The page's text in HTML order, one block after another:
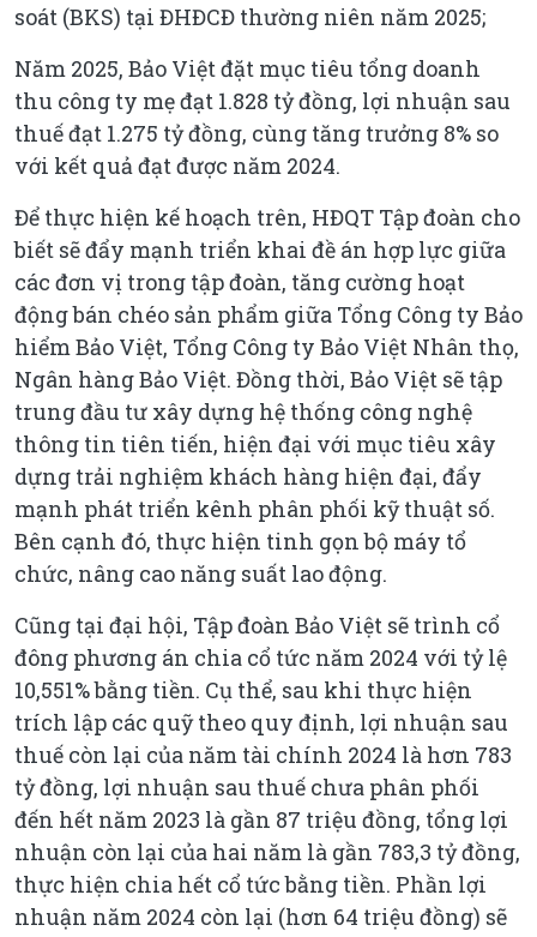
soát (BKS) tại ĐHĐCĐ thường niên năm 2025;
Năm 2025, Bảo Việt đặt mục tiêu tổng doanh
thu công ty mẹ đạt 1.828 tỷ đồng, lợi nhuận sau
thuế đạt 1.275 tỷ đồng, cùng tăng trưởng 8% so
với kết quả đạt được năm 2024.
Để thực hiện kế hoạch trên, HĐQT Tập đoàn cho
biết sẽ đẩy mạnh triển khai đề án hợp lực giữa
các đơn vị trong tập đoàn, tăng cường hoạt
động bán chéo sản phẩm giữa Tổng Công ty Bảo
hiểm Bảo Việt, Tổng Công ty Bảo Việt Nhân thọ,
Ngân hàng Bảo Việt. Đồng thời, Bảo Việt sẽ tập
trung đầu tư xây dựng hệ thống công nghệ
thông tin tiên tiến, hiện đại với mục tiêu xây
dựng trải nghiệm khách hàng hiện đại, đẩy
mạnh phát triển kênh phân phối kỹ thuật số.
Bên cạnh đó, thực hiện tinh gọn bộ máy tổ
chức, nâng cao năng suất lao động.
Cũng tại đại hội, Tập đoàn Bảo Việt sẽ trình cổ
đông phương án chia cổ tức năm 2024 với tỷ lệ
10,551% bằng tiền. Cụ thể, sau khi thực hiện
trích lập các quỹ theo quy định, lợi nhuận sau
thuế còn lại của năm tài chính 2024 là hơn 783
tỷ đồng, lợi nhuận sau thuế chưa phân phối
đến hết năm 2023 là gần 87 triệu đồng, tổng lợi
nhuận còn lại của hai năm là gần 783,3 tỷ đồng,
thực hiện chia hết cổ tức bằng tiền. Phần lợi
nhuận năm 2024 còn lại (hơn 64 triệu đồng) sẽ